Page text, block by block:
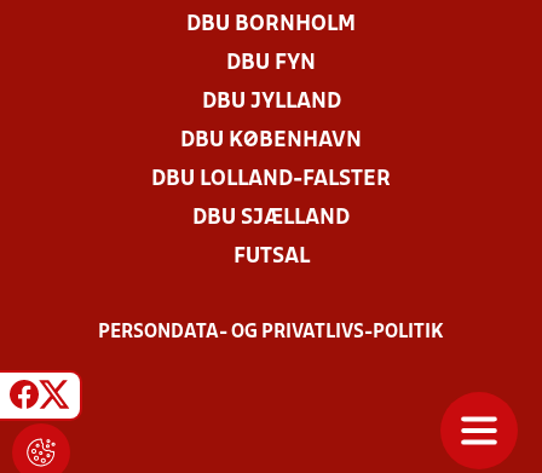
DBU BORNHOLM
DBU FYN
DBU JYLLAND
DBU KØBENHAVN
DBU LOLLAND-FALSTER
DBU SJÆLLAND
FUTSAL
PERSONDATA- OG PRIVATLIVS-POLITIK